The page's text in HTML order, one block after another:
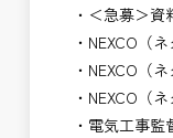
・＜急募＞資
・NEXCO（
・NEXCO（
・NEXCO（
・電気工事監